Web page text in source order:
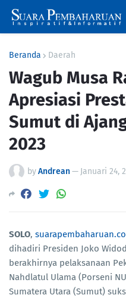
Beranda Daerah
Wagub Musa
Apresiasi
Sumut di
2023
byAndrean— Januari 24,
SOLO,
dihadiri Presiden Joko
berakhirnya pelaksanaan
Nahdlatul Ulama (Porseni
Sumatera Utara (Sumut)